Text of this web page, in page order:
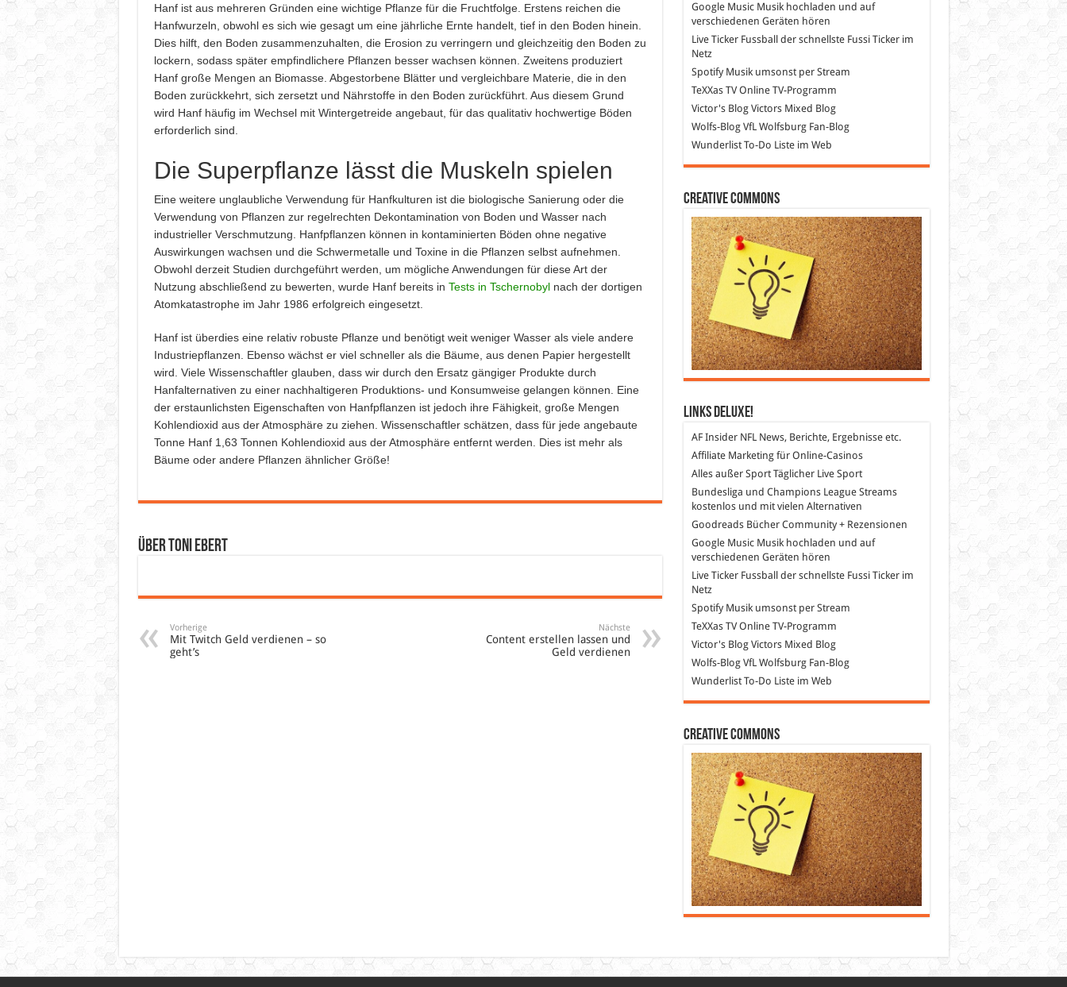
Hanf ist aus mehreren Gründen eine wichtige Pflanze für die Fruchtfolge. Erstens reichen die
Hanfwurzeln, obwohl es sich wie gesagt um eine jährliche Ernte handelt, tief in den Boden hinein.
Dies hilft, den Boden zusammenzuhalten, die Erosion zu verringern und gleichzeitig den Boden zu
lockern, sodass später empfindlichere Pflanzen besser wachsen können. Zweitens produziert
Hanf große Mengen an Biomasse. Abgestorbene Blätter und vergleichbare Materie, die in den
Boden zurückkehrt, sich zersetzt und Nährstoffe in den Boden zurückführt. Aus diesem Grund
wird Hanf häufig im Wechsel mit Wintergetreide angebaut, für das qualitativ hochwertige Böden
erforderlich sind.
Die Superpflanze lässt die Muskeln spielen
Eine weitere unglaubliche Verwendung für Hanfkulturen ist die biologische Sanierung oder die
Verwendung von Pflanzen zur regelrechten Dekontamination von Boden und Wasser nach
industrieller Verschmutzung. Hanfpflanzen können in kontaminierten Böden ohne negative
Auswirkungen wachsen und die Schwermetalle und Toxine in die Pflanzen selbst aufnehmen.
Obwohl derzeit Studien durchgeführt werden, um mögliche Anwendungen für diese Art der
Nutzung abschließend zu bewerten, wurde Hanf bereits in Tests in Tschernobylnach der dortigen
Atomkatastrophe im Jahr 1986 erfolgreich eingesetzt.
Hanf ist überdies eine relativ robuste Pflanze und benötigt weit weniger Wasser als viele andere
Industriepflanzen. Ebenso wächst er viel schneller als die Bäume, aus denen Papier hergestellt
wird. Viele Wissenschaftler glauben, dass wir durch den Ersatz gängiger Produkte durch
Hanfalternativen zu einer nachhaltigeren Produktions- und Konsumweise gelangen können. Eine
der erstaunlichsten Eigenschaften von Hanfpflanzen ist jedoch ihre Fähigkeit, große Mengen
Kohlendioxid aus der Atmosphäre zu ziehen. Wissenschaftler schätzen, dass für jede angebaute
Tonne Hanf 1,63 Tonnen Kohlendioxid aus der Atmosphäre entfernt werden. Dies ist mehr als
Bäume oder andere Pflanzen ähnlicher Größe!
Über Toni Ebert
Vorherige
Mit Twitch Geld verdienen – so
geht’s
Nächste
Content erstellen lassen und
Geld verdienen
Google MusicMusik hochladen und auf
verschiedenen Geräten hören
Live Ticker Fussball
der schnellste Fussi Ticker im
Netz
SpotifyMusik umsonst per Stream
TeXXas TVOnline TV-Programm
Victor's BlogVictors Mixed Blog
Wolfs-BlogVfL Wolfsburg Fan-Blog
WunderlistTo-Do Liste im Web
Creative Commons
Links DeLuXe!
AF InsiderNFL News, Berichte, Ergebnisse etc.
Affiliate Marketingfür Online-Casinos
Alles außer SportTäglicher Live Sport
Bundesliga und Champions League Streams
kostenlos und mit vielen Alternativen
GoodreadsBücher Community + Rezensionen
Google MusicMusik hochladen und auf
verschiedenen Geräten hören
Live Ticker Fussball
der schnellste Fussi Ticker im
Netz
SpotifyMusik umsonst per Stream
TeXXas TVOnline TV-Programm
Victor's BlogVictors Mixed Blog
Wolfs-BlogVfL Wolfsburg Fan-Blog
WunderlistTo-Do Liste im Web
Creative Commons